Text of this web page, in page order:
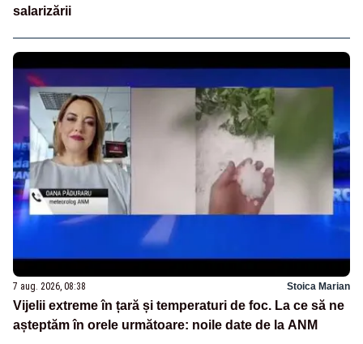
salarizării
7 aug. 2026, 08:38 Stoica Marian
Vijelii extreme în țară și temperaturi de foc. La ce să ne
așteptăm în orele următoare: noile date de la ANM